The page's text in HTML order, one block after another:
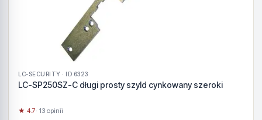
LC-SECURITY · ID 6323
LC-SP250SZ-C długi prosty szyld cynkowany szeroki
★ 4.7· 13 opinii